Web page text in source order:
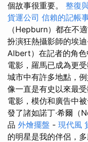
個故事很重要。 整復
貨運公司 信賴的記帳
（Hepburn）都在不
扮演狂熱攝影師的埃
Albert）在記者的角
電影，羅馬已成為更
城市中有許多地點，
像一直是有史以來最
電影，模仿和廣告中被
發了諸如諾丁·希爾（
品 外燴擺盤 - 現代風
的明星是我的伴侶，